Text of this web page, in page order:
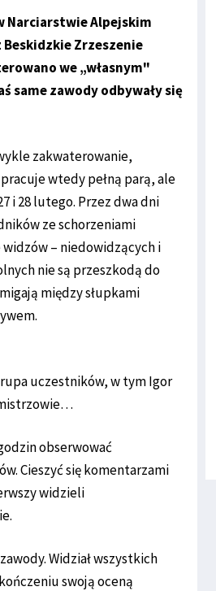
Narciarstwie Alpejskim
Beskidzkie Zrzeszenie
we „własnym"
same zawody odbywały się
zakwaterowanie,
wtedy pełną parą, ale
i 28 lutego. Przez dwa dni
ze schorzeniami
– niedowidzących i
nie są przeszkodą do
między słupkami
uczestników, w tym Igor
mistrzowie…
obserwować
Cieszyć się komentarzami
widzieli
Widział wszystkich
swoją oceną